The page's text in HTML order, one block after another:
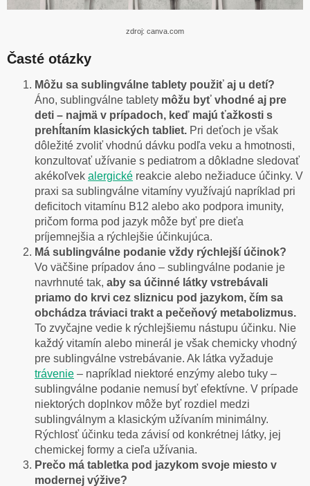
zdroj: canva.com
Časté otázky
Môžu sa sublingválne tablety použiť aj u detí?
Áno, sublingválne tablety môžu byť vhodné aj pre
deti – najmä v prípadoch, keď majú ťažkosti s
prehĺtaním klasických tabliet. Pri deťoch je však
dôležité zvoliť vhodnú dávku podľa veku a hmotnosti,
konzultovať užívanie s pediatrom a dôkladne sledovať
akékoľvek alergické reakcie alebo nežiaduce účinky. V
praxi sa sublingválne vitamíny využívajú napríklad pri
deficitoch vitamínu B12 alebo ako podpora imunity,
pričom forma pod jazyk môže byť pre dieťa
príjemnejšia a rýchlejšie účinkujúca.
Má sublingválne podanie vždy rýchlejší účinok?
Vo väčšine prípadov áno – sublingválne podanie je
navrhnuté tak, aby sa účinné látky vstrebávali
priamo do krvi cez sliznicu pod jazykom, čím sa
obchádza tráviaci trakt a pečeňový metabolizmus.
To zvyčajne vedie k rýchlejšiemu nástupu účinku. Nie
každý vitamín alebo minerál je však chemicky vhodný
pre sublingválne vstrebávanie. Ak látka vyžaduje
trávenie – napríklad niektoré enzýmy alebo tuky –
sublingválne podanie nemusí byť efektívne. V prípade
niektorých doplnkov môže byť rozdiel medzi
sublingválnym a klasickým užívaním minimálny.
Rýchlosť účinku teda závisí od konkrétnej látky, jej
chemickej formy a cieľa užívania.
Prečo má tabletka pod jazykom svoje miesto v
modernej výžive?